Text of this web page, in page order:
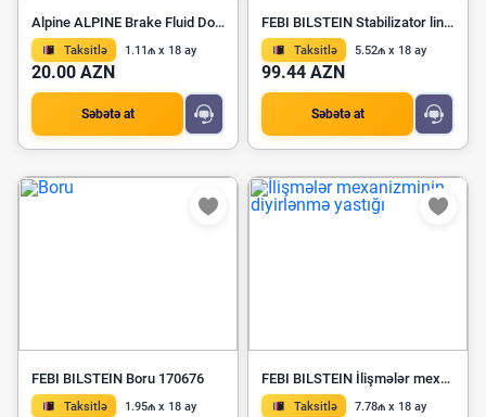
Alpine ALPINE Brake Fluid Dot 4 +
Taksitlə 1.11₼ x 18 ay
20.00 AZN
Səbətə at
FEBI BILSTEIN Stabilizator lingi 22262
Taksitlə 5.52₼ x 18 ay
99.44 AZN
Səbətə at
FEBI BILSTEIN Boru 170676
Taksitlə 1.95₼ x 18 ay
FEBI BILSTEIN İlişmələr mexanizminin diyirlənmə yastığı 105394
Taksitlə 7.78₼ x 18 ay